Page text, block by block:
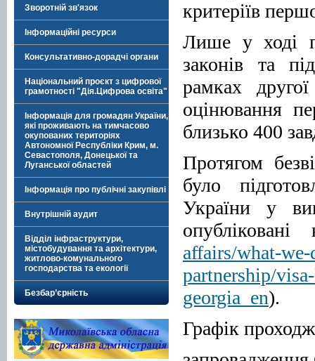
Зворотній зв'язок
Інформаційні ресурси
Консультативно-дорадчі органи
Національний проєкт з цифрової
грамотності "Дія.Цифрова освіта"
Інформація для громадян України,
які проживають на тимчасово
окупованих територіях
Автономної Республіки Крим, м.
Севастополя, Донецької та
Луганської областей
Інформація про публічні закупівлі
Внутрішній аудит
Відділ інфраструктури,
містобудування та архітектури,
житлово-комунального
господарства та екології
Безбар’єрність
критеріїв
Лише у ході
законів та
рамках
оцінювання
близько 400
Протягом
було
України у
affairs/what-
partnership/
georgia_en).
Графік